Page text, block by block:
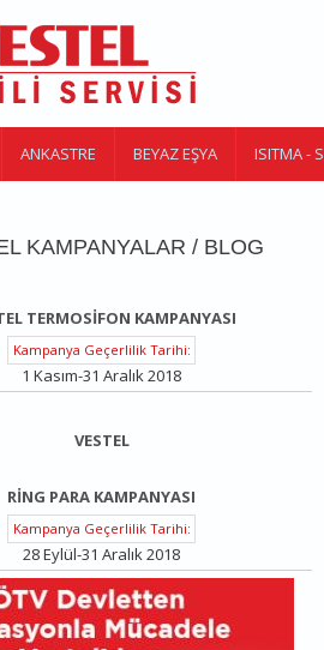
ANKASTRE BEYAZ EŞYA ISITMA -
KAMPANYALAR / BLOG
TERMOSIFON KAMPANYASI
Kampanya Geçerlilik Tarihi:
1 Kasım-31 Aralık 2018
VESTEL
RING PARA KAMPANYASI
Kampanya Geçerlilik Tarihi:
28 Eylül-31 Aralık 2018